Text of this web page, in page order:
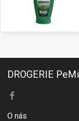
DROGERIE PeMi
O nás